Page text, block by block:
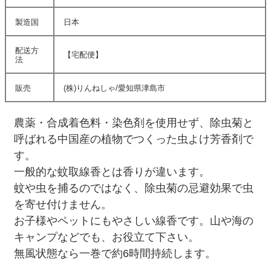
製造国 日本
配送方
法
【宅配便】
販売 (株)りんねしゃ/愛知県津島市
農薬・合成着色料・染色剤を使用せず、除虫菊と
呼ばれる中国産の植物でつくった虫よけ芳香剤で
す。
一般的な蚊取線香とは香りが違います。
蚊や虫を捕るのではなく、除虫菊の忌避効果で虫
を寄せ付けません。
お子様やペットにもやさしい線香です。山や海の
キャンプなどでも、お役立て下さい。
無風状態なら一巻で約6時間持続します。